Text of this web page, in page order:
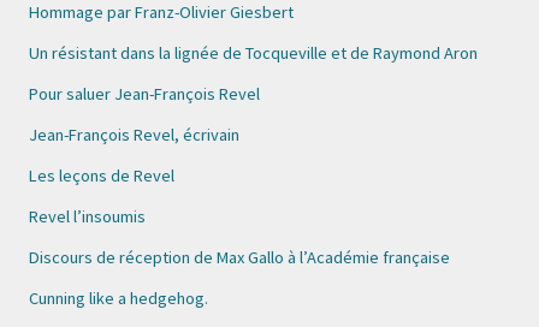
Hommage par Franz-Olivier Giesbert
Un résistant dans la lignée de Tocqueville et de Raymond Aron
Pour saluer Jean-François Revel
Jean-François Revel, écrivain
Les leçons de Revel
Revel l’insoumis
Discours de réception de Max Gallo à l’Académie française
Cunning like a hedgehog.